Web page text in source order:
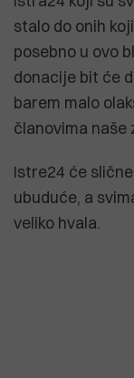
stalo do onih
posebno u ovo
donacije bit će
barem malo
članovima naše
Istre24 će
ubuduće, a
veliko hvala.